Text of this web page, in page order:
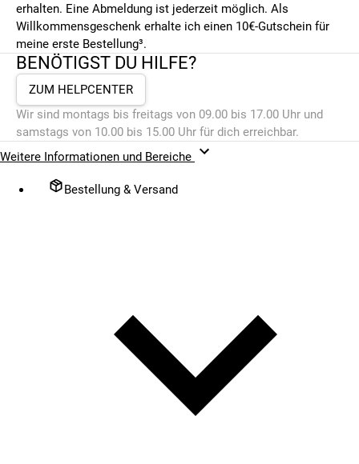
erhalten. Eine Abmeldung ist jederzeit möglich. Als
Willkommensgeschenk erhalte ich einen 10€-Gutschein für
meine erste Bestellung³.
BENÖTIGST DU HILFE?
ZUM HELPCENTER
Wir sind montags bis freitags von 09.00 bis 17.00 Uhr und
samstags von 10.00 bis 15.00 Uhr für dich erreichbar.
Weitere Informationen und Bereiche
Bestellung & Versand